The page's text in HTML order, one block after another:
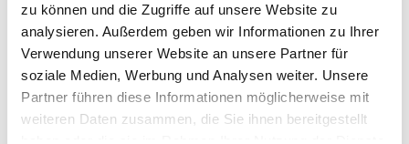
zu können und die Zugriffe auf unsere Website zu
analysieren. Außerdem geben wir Informationen zu Ihrer
Verwendung unserer Website an unsere Partner für
soziale Medien, Werbung und Analysen weiter. Unsere
Partner führen diese Informationen möglicherweise mit
weiteren Daten zusammen, die Sie ihnen bereitgestellt